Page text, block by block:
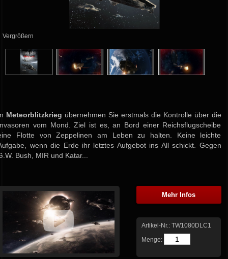
Vergrößern
Meteorblitzkrieg übernehmen Sie erstmals die Kontrolle über die
vom Mond. Ziel ist es, an Bord einer Reichsflugscheibe
Flotte von Zeppelinen am Leben zu halten. Keine leichte
wenn die Erde ihr letztes Aufgebot ins All schickt. Gegen
Bush, MIR und Katar...
Mehr Infos
Artikel-Nr.: TW1080DLC1
Menge: